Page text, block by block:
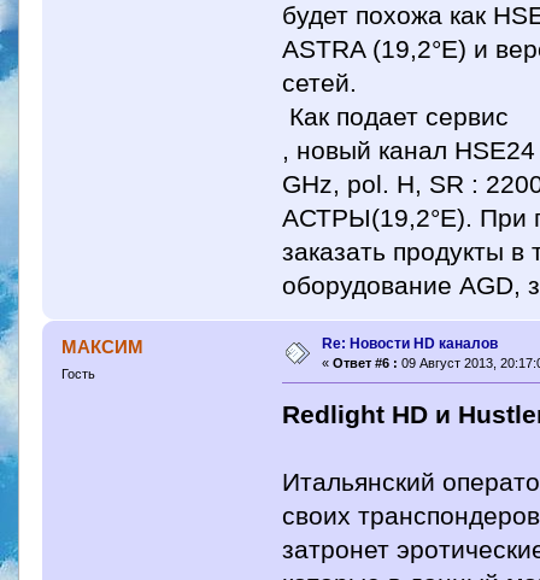
будет похожа как
ASTRA (19,2°E) и
сетей.
Как подает сервис
, новый канал
GHz, pol. H, SR :
АСТРЫ(19,2°E). При
заказать продукты в
оборудование AGD,
МАКСИМ
Гость
Re: Новости HD каналов
« Ответ #6 : 09 Август 2013,
Redlight HD и
Итальянский
своих
затронет